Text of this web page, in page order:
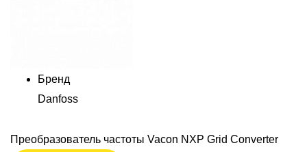
Бренд
Danfoss
Преобразователь частоты Vacon NXP Grid Converter